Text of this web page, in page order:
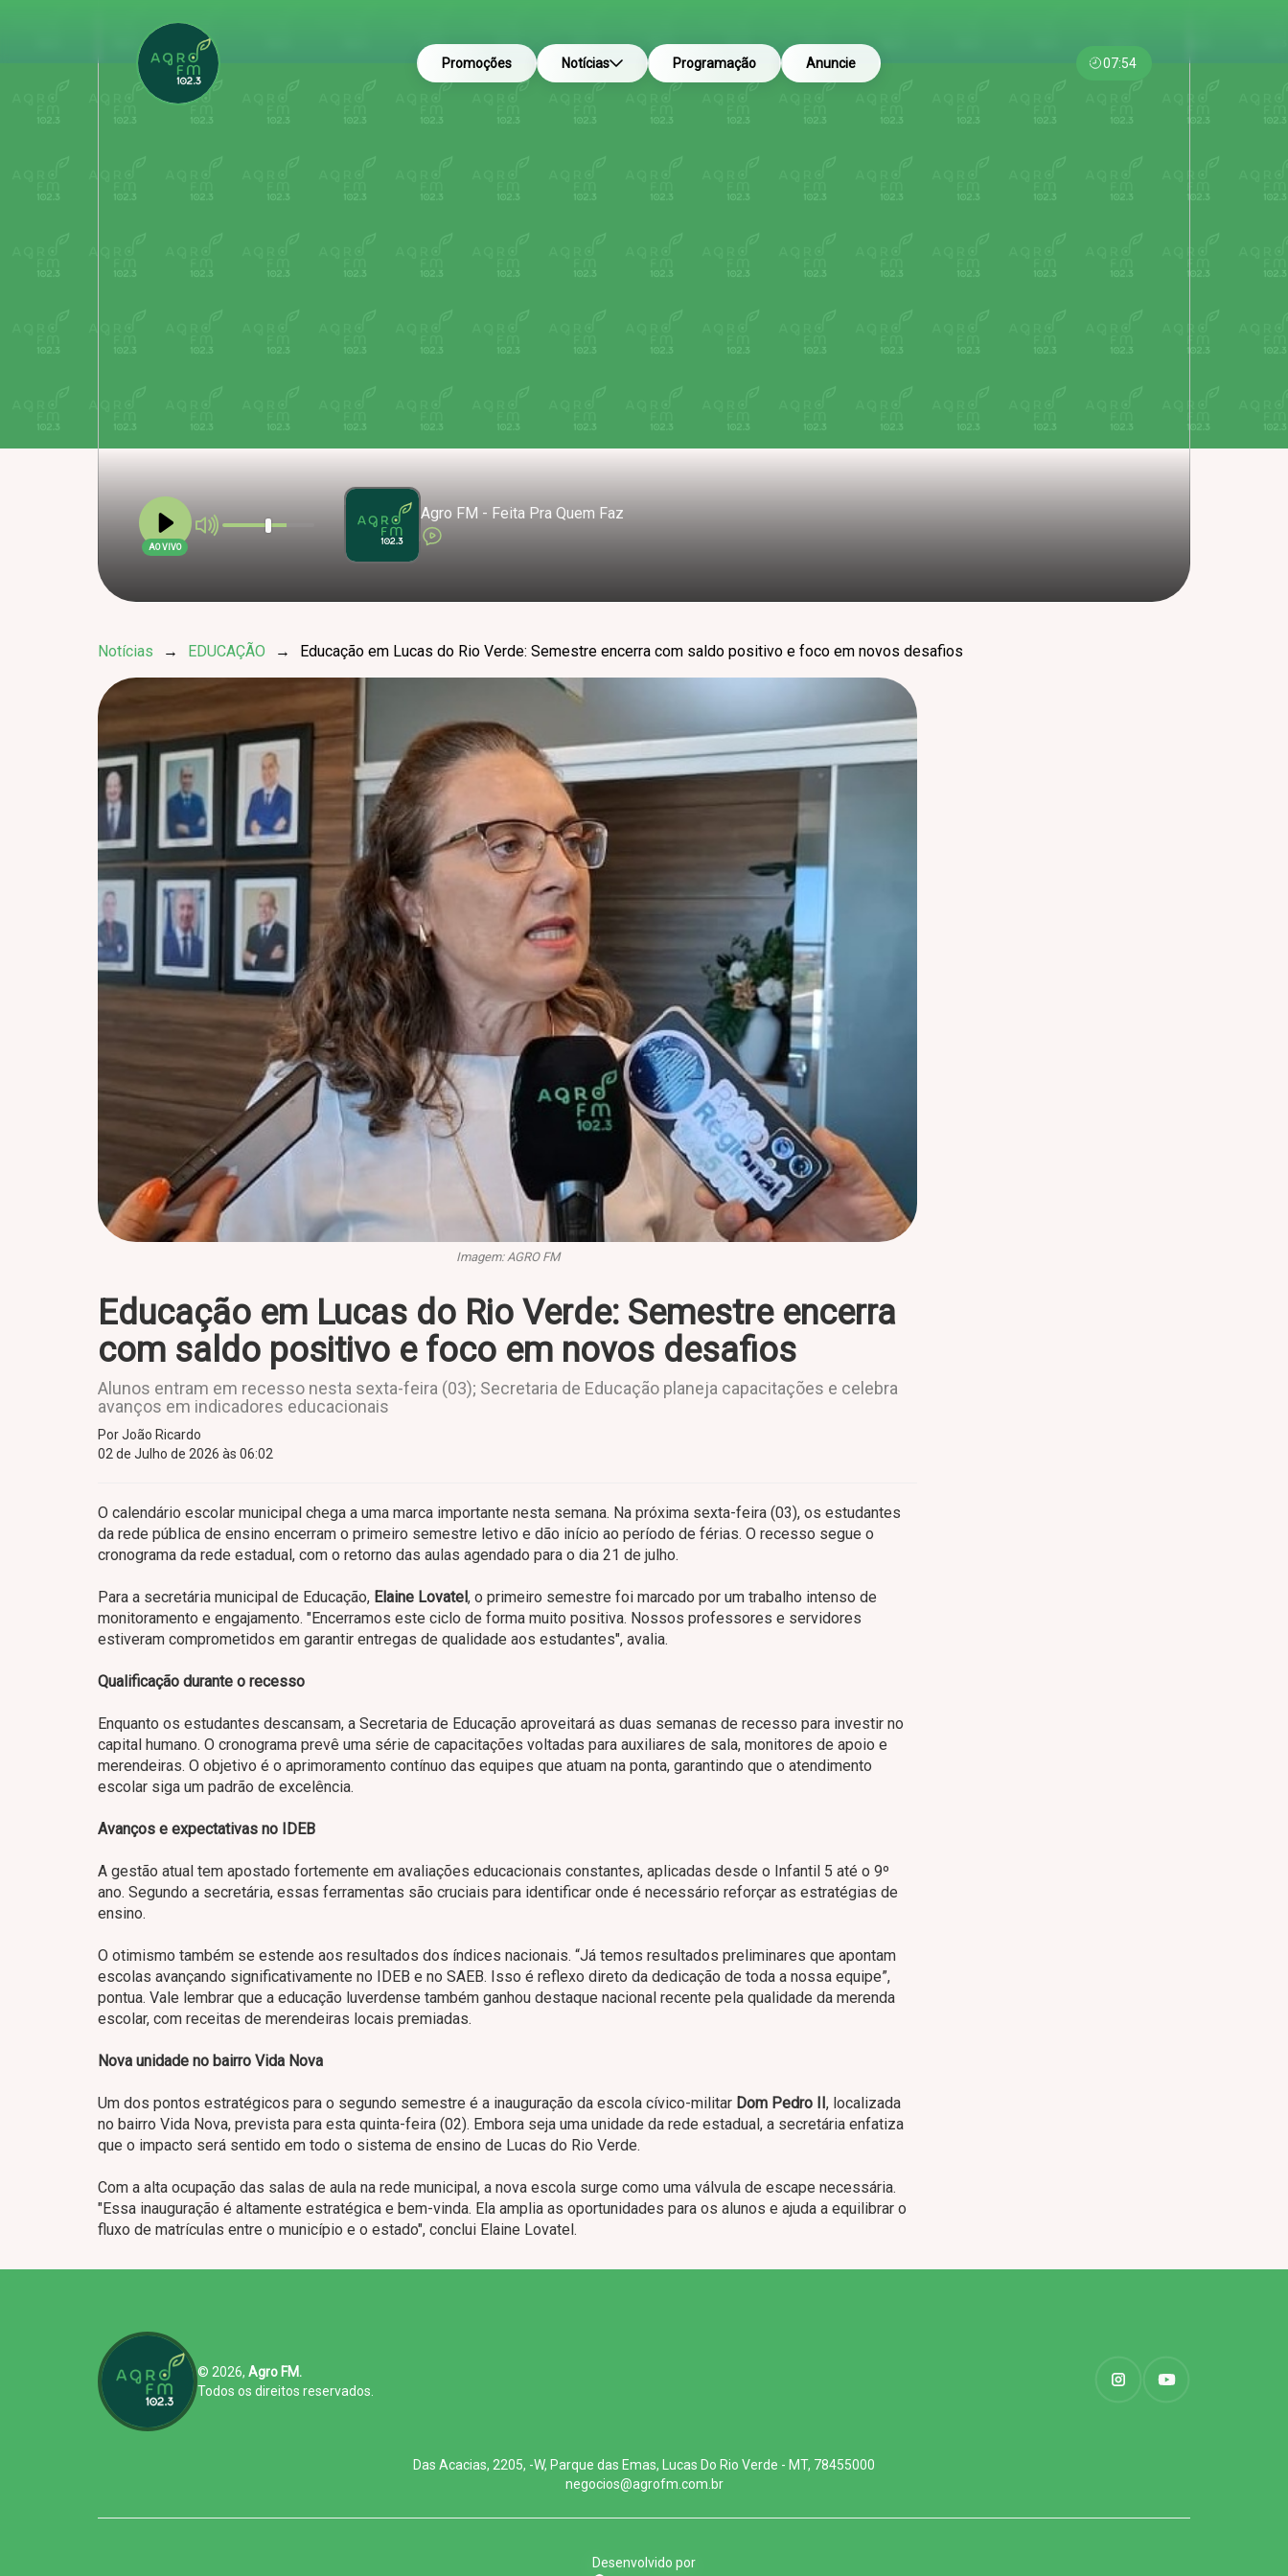
Promoções Notícias Programação Anuncie 07:54
AO VIVO
Agro FM - Feita Pra Quem Faz
Notícias → EDUCAÇÃO → Educação em Lucas do Rio Verde: Semestre encerra com saldo positivo e foco em novos desafios
Imagem: AGRO FM
Educação em Lucas do Rio Verde: Semestre encerra
com saldo positivo e foco em novos desafios
Alunos entram em recesso nesta sexta-feira (03); Secretaria de Educação planeja capacitações e celebra
avanços em indicadores educacionais
Por João Ricardo
02 de Julho de 2026 às 06:02
O calendário escolar municipal chega a uma marca importante nesta semana. Na próxima sexta-feira (03), os estudantes
da rede pública de ensino encerram o primeiro semestre letivo e dão início ao período de férias. O recesso segue o
cronograma da rede estadual, com o retorno das aulas agendado para o dia 21 de julho.
Para a secretária municipal de Educação, Elaine Lovatel, o primeiro semestre foi marcado por um trabalho intenso de
monitoramento e engajamento. "Encerramos este ciclo de forma muito positiva. Nossos professores e servidores
estiveram comprometidos em garantir entregas de qualidade aos estudantes", avalia.
Qualificação durante o recesso
Enquanto os estudantes descansam, a Secretaria de Educação aproveitará as duas semanas de recesso para investir no
capital humano. O cronograma prevê uma série de capacitações voltadas para auxiliares de sala, monitores de apoio e
merendeiras. O objetivo é o aprimoramento contínuo das equipes que atuam na ponta, garantindo que o atendimento
escolar siga um padrão de excelência.
Avanços e expectativas no IDEB
A gestão atual tem apostado fortemente em avaliações educacionais constantes, aplicadas desde o Infantil 5 até o 9º
ano. Segundo a secretária, essas ferramentas são cruciais para identificar onde é necessário reforçar as estratégias de
ensino.
O otimismo também se estende aos resultados dos índices nacionais. “Já temos resultados preliminares que apontam
escolas avançando significativamente no IDEB e no SAEB. Isso é reflexo direto da dedicação de toda a nossa equipe”,
pontua. Vale lembrar que a educação luverdense também ganhou destaque nacional recente pela qualidade da merenda
escolar, com receitas de merendeiras locais premiadas.
Nova unidade no bairro Vida Nova
Um dos pontos estratégicos para o segundo semestre é a inauguração da escola cívico-militar Dom Pedro II, localizada
no bairro Vida Nova, prevista para esta quinta-feira (02). Embora seja uma unidade da rede estadual, a secretária enfatiza
que o impacto será sentido em todo o sistema de ensino de Lucas do Rio Verde.
Com a alta ocupação das salas de aula na rede municipal, a nova escola surge como uma válvula de escape necessária.
"Essa inauguração é altamente estratégica e bem-vinda. Ela amplia as oportunidades para os alunos e ajuda a equilibrar o
fluxo de matrículas entre o município e o estado", conclui Elaine Lovatel.
© 2026, Agro FM.
Todos os direitos reservados.
Das Acacias, 2205, -W, Parque das Emas, Lucas Do Rio Verde - MT, 78455000
negocios@agrofm.com.br
Desenvolvido por